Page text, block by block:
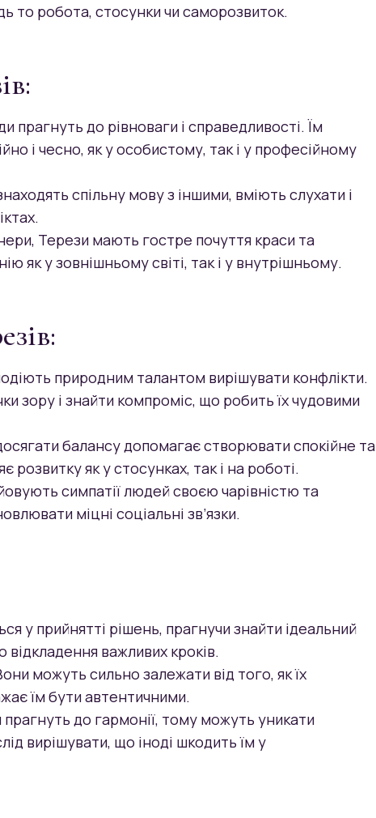
то робота, стосунки чи саморозвиток.
прагнуть до рівноваги і справедливості. Їм
і чесно, як у особистому, так і у професійному
спільну мову з іншими, вміють слухати і
Терези мають гостре почуття краси та
як у зовнішньому світі, так і у внутрішньому.
природним талантом вирішувати конфлікти.
зору і знайти компроміс, що робить їх чудовими
балансу допомагає створювати спокійне та
як у стосунках, так і на роботі.
симпатії людей своєю чарівністю та
міцні соціальні зв’язки.
у прийнятті рішень, прагнучи знайти ідеальний
важливих кроків.
можуть сильно залежати від того, як їх
їм бути автентичними.
прагнуть до гармонії, тому можуть уникати
вирішувати, що іноді шкодить їм у